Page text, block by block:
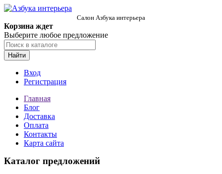
Салон Азбука интерьера
Корзина ждет
Выберите любое предложение
Найти
Вход
Регистрация
Главная
Блог
Доставка
Оплата
Контакты
Карта сайта
Каталог предложений